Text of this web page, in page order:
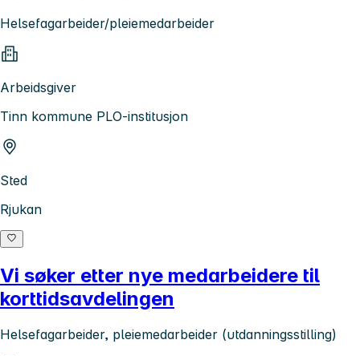
Helsefagarbeider/pleiemedarbeider
Arbeidsgiver
Tinn kommune PLO-institusjon
Sted
Rjukan
Vi søker etter nye medarbeidere til
korttidsavdelingen
Helsefagarbeider, pleiemedarbeider (utdanningsstilling)